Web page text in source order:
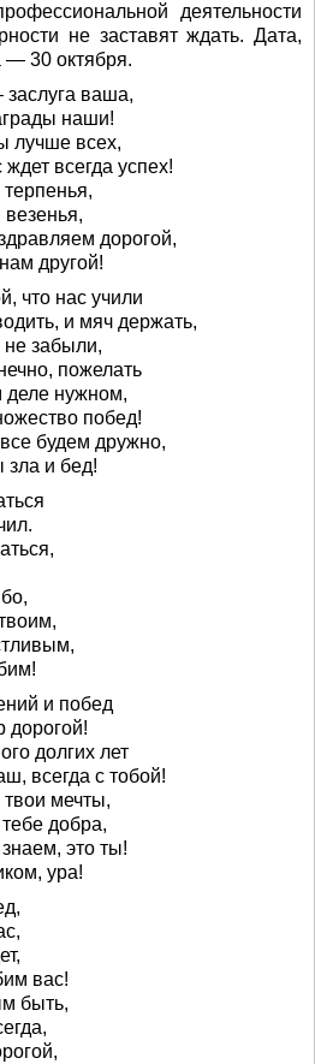
деятельности
не заставят ждать. Дата,
— 30 октября.
ваша,
наши!
лучше всех,
всегда успех!
дорогой,
другой!
что нас учили
и мяч держать,
забыли,
пожелать
деле нужном,
побед!
будем дружно,
зла и бед!
и побед
дорогой!
долгих лет
всегда с тобой!
мечты,
добра,
это ты!
ура!
вас!
быть,